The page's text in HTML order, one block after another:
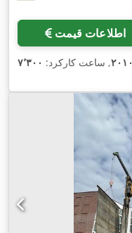
اطلاعات قیمت
۲۰۱۰, ساعت کارکرد: